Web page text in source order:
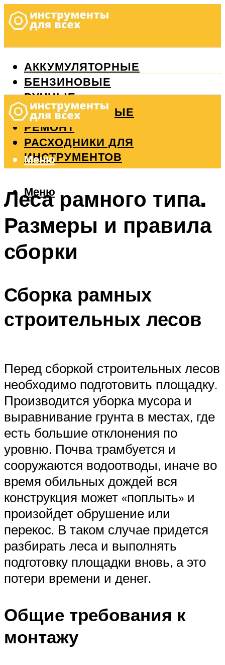
АККУМУЛЯТОРНЫЕ
БЕНЗИНОВЫЕ
РУЧНЫЕ
ИЗМЕРИТЕЛЬНЫЕ
РЕМОНТ
РАСХОДНИКИ ДЛЯ
ИНСТРУМЕНТОВ
Меню
Меню
Леса рамного типа.
Размеры и правила
сборки
Сборка рамных
строительных лесов
Перед сборкой строительных лесов
необходимо подготовить площадку.
Производится уборка мусора и
выравнивание грунта в местах, где
есть большие отклонения по
уровню. Почва трамбуется и
сооружаются водоотводы, иначе во
время обильных дождей вся
конструкция может «поплыть» и
произойдет обрушение или
перекос. В таком случае придется
разбирать леса и выполнять
подготовку площадки вновь, а это
потери времени и денег.
Общие требования к
монтажу